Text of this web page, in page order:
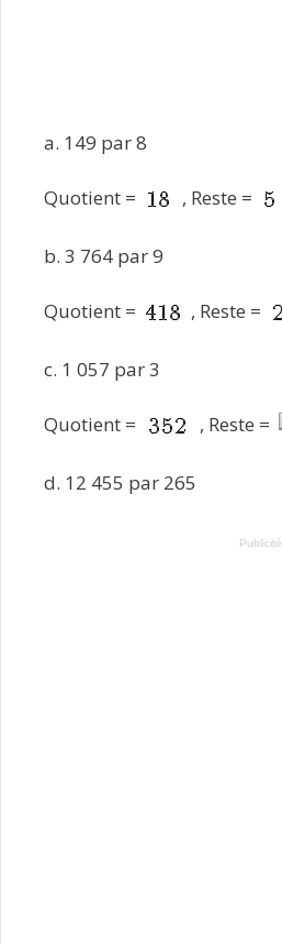
a. 149 par 8
Quotient = , Reste =
b. 3 764 par 9
Quotient = , Reste =
c. 1 057 par 3
Quotient = , Reste =
d. 12 455 par 265
Publicité